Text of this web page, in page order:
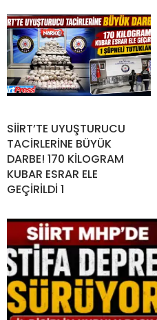
SİİRT’TE UYUŞTURUCU
TACİRLERİNE BÜYÜK
DARBE! 170 KİLOGRAM
KUBAR ESRAR ELE
GEÇİRİLDİ 1